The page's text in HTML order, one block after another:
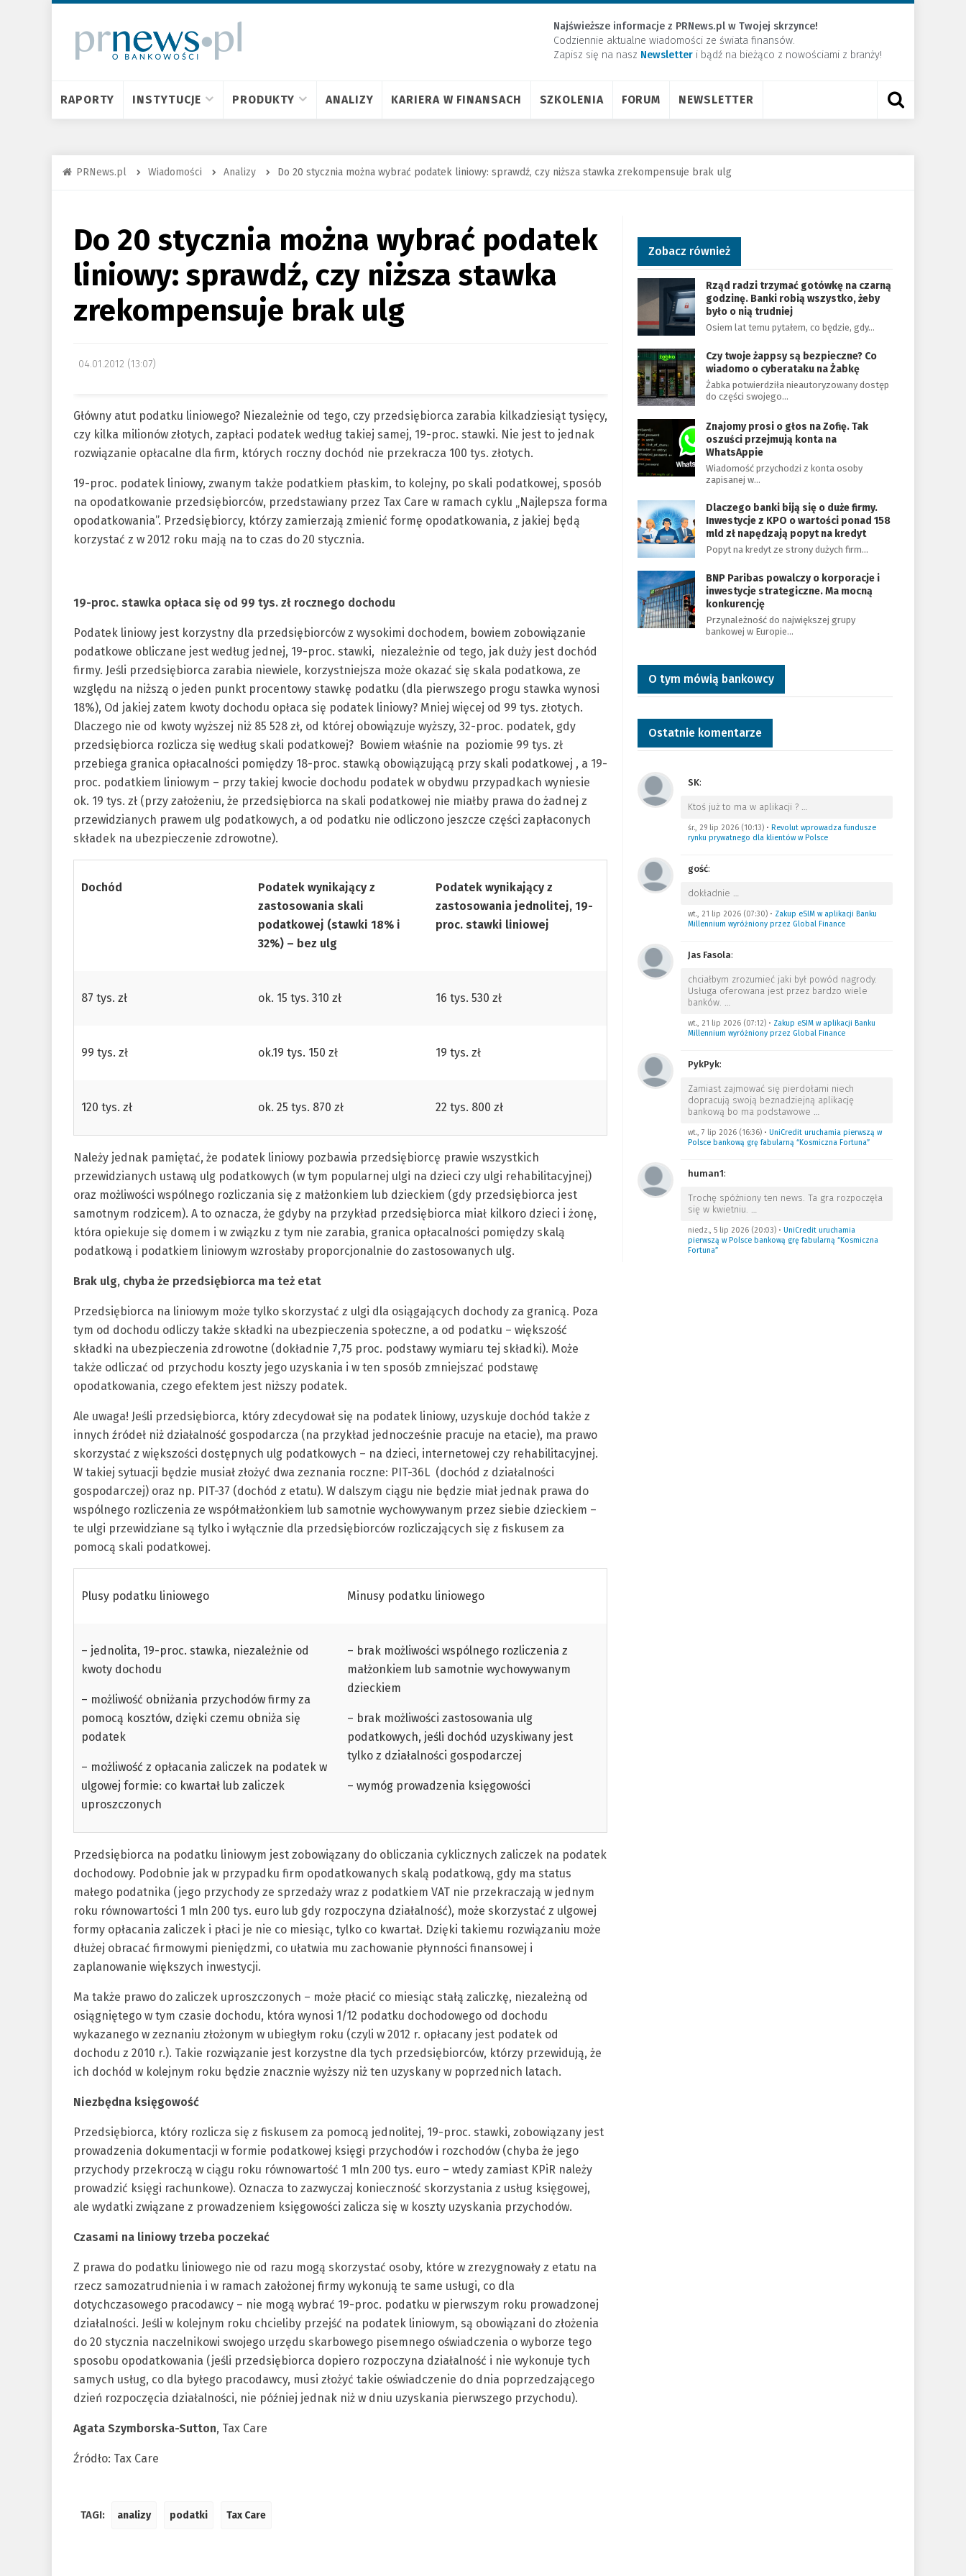
Najświeższe informacje z PRNews.pl w Twojej skrzynce!
Codziennie aktualne wiadomości ze świata finansów.
Zapisz się na nasz Newsletter ​i bądź na bieżąco z nowościami z branży!
RAPORTY INSTYTUCJE PRODUKTY ANALIZY KARIERA W FINANSACH SZKOLENIA FORUM NEWSLETTER
PRNews.pl Wiadomości Analizy Do 20 stycznia można wybrać podatek liniowy: sprawdź, czy niższa stawka zrekompensuje brak ulg
Do 20 stycznia można wybrać podatek
liniowy: sprawdź, czy niższa stawka
zrekompensuje brak ulg
04.01.2012 (13:07)
Główny atut podatku liniowego? Niezależnie od tego, czy przedsiębiorca zarabia kilkadziesiąt tysięcy,
czy kilka milionów złotych, zapłaci podatek według takiej samej, 19-proc. stawki. Nie jest to jednak
rozwiązanie opłacalne dla firm, których roczny dochód nie przekracza 100 tys. złotych.
19-proc. podatek liniowy, zwanym także podatkiem płaskim, to kolejny, po skali podatkowej, sposób
na opodatkowanie przedsiębiorców, przedstawiany przez Tax Care w ramach cyklu „Najlepsza forma
opodatkowania”. Przedsiębiorcy, którzy zamierzają zmienić formę opodatkowania, z jakiej będą
korzystać z w 2012 roku mają na to czas do 20 stycznia.
19-proc. stawka opłaca się od 99 tys. zł rocznego dochodu
Podatek liniowy jest korzystny dla przedsiębiorców z wysokimi dochodem, bowiem zobowiązanie
podatkowe obliczane jest według jednej, 19-proc. stawki, niezależnie od tego, jak duży jest dochód
firmy. Jeśli przedsiębiorca zarabia niewiele, korzystniejsza może okazać się skala podatkowa, ze
względu na niższą o jeden punkt procentowy stawkę podatku (dla pierwszego progu stawka wynosi
18%), Od jakiej zatem kwoty dochodu opłaca się podatek liniowy? Mniej więcej od 99 tys. złotych.
Dlaczego nie od kwoty wyższej niż 85 528 zł, od której obowiązuje wyższy, 32-proc. podatek, gdy
przedsiębiorca rozlicza się według skali podatkowej? Bowiem właśnie na poziomie 99 tys. zł
przebiega granica opłacalności pomiędzy 18-proc. stawką obowiązującą przy skali podatkowej , a 19-
proc. podatkiem liniowym – przy takiej kwocie dochodu podatek w obydwu przypadkach wyniesie
ok. 19 tys. zł (przy założeniu, że przedsiębiorca na skali podatkowej nie miałby prawa do żadnej z
przewidzianych prawem ulg podatkowych, a od podatku nie odliczono jeszcze części zapłaconych
składek na ubezpieczenie zdrowotne).
Dochód
Podatek wynikający z
zastosowania skali
podatkowej (stawki 18% i
32%) – bez ulg
Podatek wynikający z
zastosowania jednolitej, 19-
proc. stawki liniowej
87 tys. zł ok. 15 tys. 310 zł 16 tys. 530 zł
99 tys. zł ok.19 tys. 150 zł 19 tys. zł
120 tys. zł ok. 25 tys. 870 zł 22 tys. 800 zł
Należy jednak pamiętać, że podatek liniowy pozbawia przedsiębiorcę prawie wszystkich
przewidzianych ustawą ulg podatkowych (w tym popularnej ulgi na dzieci czy ulgi rehabilitacyjnej)
oraz możliwości wspólnego rozliczania się z małżonkiem lub dzieckiem (gdy przedsiębiorca jest
samotnym rodzicem). A to oznacza, że gdyby na przykład przedsiębiorca miał kilkoro dzieci i żonę,
która opiekuje się domem i w związku z tym nie zarabia, granica opłacalności pomiędzy skalą
podatkową i podatkiem liniowym wzrosłaby proporcjonalnie do zastosowanych ulg.
Brak ulg, chyba że przedsiębiorca ma też etat
Przedsiębiorca na liniowym może tylko skorzystać z ulgi dla osiągających dochody za granicą. Poza
tym od dochodu odliczy także składki na ubezpieczenia społeczne, a od podatku – większość
składki na ubezpieczenia zdrowotne (dokładnie 7,75 proc. podstawy wymiaru tej składki). Może
także odliczać od przychodu koszty jego uzyskania i w ten sposób zmniejszać podstawę
opodatkowania, czego efektem jest niższy podatek.
Ale uwaga! Jeśli przedsiębiorca, który zdecydował się na podatek liniowy, uzyskuje dochód także z
innych źródeł niż działalność gospodarcza (na przykład jednocześnie pracuje na etacie), ma prawo
skorzystać z większości dostępnych ulg podatkowych – na dzieci, internetowej czy rehabilitacyjnej.
W takiej sytuacji będzie musiał złożyć dwa zeznania roczne: PIT-36L (dochód z działalności
gospodarczej) oraz np. PIT-37 (dochód z etatu). W dalszym ciągu nie będzie miał jednak prawa do
wspólnego rozliczenia ze współmałżonkiem lub samotnie wychowywanym przez siebie dzieckiem –
te ulgi przewidziane są tylko i wyłącznie dla przedsiębiorców rozliczających się z fiskusem za
pomocą skali podatkowej.
Plusy podatku liniowego Minusy podatku liniowego
– jednolita, 19-proc. stawka, niezależnie od
kwoty dochodu
– możliwość obniżania przychodów firmy za
pomocą kosztów, dzięki czemu obniża się
podatek
– możliwość z opłacania zaliczek na podatek w
ulgowej formie: co kwartał lub zaliczek
uproszczonych
– brak możliwości wspólnego rozliczenia z
małżonkiem lub samotnie wychowywanym
dzieckiem
– brak możliwości zastosowania ulg
podatkowych, jeśli dochód uzyskiwany jest
tylko z działalności gospodarczej
– wymóg prowadzenia księgowości
Przedsiębiorca na podatku liniowym jest zobowiązany do obliczania cyklicznych zaliczek na podatek
dochodowy. Podobnie jak w przypadku firm opodatkowanych skalą podatkową, gdy ma status
małego podatnika (jego przychody ze sprzedaży wraz z podatkiem VAT nie przekraczają w jednym
roku równowartości 1 mln 200 tys. euro lub gdy rozpoczyna działalność), może skorzystać z ulgowej
formy opłacania zaliczek i płaci je nie co miesiąc, tylko co kwartał. Dzięki takiemu rozwiązaniu może
dłużej obracać firmowymi pieniędzmi, co ułatwia mu zachowanie płynności finansowej i
zaplanowanie większych inwestycji.
Ma także prawo do zaliczek uproszczonych – może płacić co miesiąc stałą zaliczkę, niezależną od
osiągniętego w tym czasie dochodu, która wynosi 1/12 podatku dochodowego od dochodu
wykazanego w zeznaniu złożonym w ubiegłym roku (czyli w 2012 r. opłacany jest podatek od
dochodu z 2010 r.). Takie rozwiązanie jest korzystne dla tych przedsiębiorców, którzy przewidują, że
ich dochód w kolejnym roku będzie znacznie wyższy niż ten uzyskany w poprzednich latach.
Niezbędna księgowość
Przedsiębiorca, który rozlicza się z fiskusem za pomocą jednolitej, 19-proc. stawki, zobowiązany jest
prowadzenia dokumentacji w formie podatkowej księgi przychodów i rozchodów (chyba że jego
przychody przekroczą w ciągu roku równowartość 1 mln 200 tys. euro – wtedy zamiast KPiR należy
prowadzić księgi rachunkowe). Oznacza to zazwyczaj konieczność skorzystania z usług księgowej,
ale wydatki związane z prowadzeniem księgowości zalicza się w koszty uzyskania przychodów.
Czasami na liniowy trzeba poczekać
Z prawa do podatku liniowego nie od razu mogą skorzystać osoby, które w zrezygnowały z etatu na
rzecz samozatrudnienia i w ramach założonej firmy wykonują te same usługi, co dla
dotychczasowego pracodawcy – nie mogą wybrać 19-proc. podatku w pierwszym roku prowadzonej
działalności. Jeśli w kolejnym roku chcieliby przejść na podatek liniowym, są obowiązani do złożenia
do 20 stycznia naczelnikowi swojego urzędu skarbowego pisemnego oświadczenia o wyborze tego
sposobu opodatkowania (jeśli przedsiębiorca dopiero rozpoczyna działalność i nie wykonuje tych
samych usług, co dla byłego pracodawcy, musi złożyć takie oświadczenie do dnia poprzedzającego
dzień rozpoczęcia działalności, nie później jednak niż w dniu uzyskania pierwszego przychodu).
Agata Szymborska-Sutton, Tax Care
Źródło: Tax Care
TAGI: analizy podatki Tax Care
Zobacz również
Rząd radzi trzymać gotówkę na czarną
godzinę. Banki robią wszystko, żeby
było o nią trudniej
Osiem lat temu pytałem, co będzie, gdy…
Czy twoje żappsy są bezpieczne? Co
wiadomo o cyberataku na Żabkę
Żabka potwierdziła nieautoryzowany dostęp
do części swojego…
Znajomy prosi o głos na Zofię. Tak
oszuści przejmują konta na
WhatsAppie
Wiadomość przychodzi z konta osoby
zapisanej w…
Dlaczego banki biją się o duże firmy.
Inwestycje z KPO o wartości ponad 158
mld zł napędzają popyt na kredyt
Popyt na kredyt ze strony dużych firm…
BNP Paribas powalczy o korporacje i
inwestycje strategiczne. Ma mocną
konkurencję
Przynależność do największej grupy
bankowej w Europie…
O tym mówią bankowcy
Ostatnie komentarze
SK:
Ktoś już to ma w aplikacji ? …
śr., 29 lip 2026 (10:13)• Revolut wprowadza fundusze
rynku prywatnego dla klientów w Polsce
gość:
dokładnie …
wt., 21 lip 2026 (07:30)• Zakup eSIM w aplikacji Banku
Millennium wyróżniony przez Global Finance
Jas Fasola:
chciałbym zrozumieć jaki był powód nagrody.
Usługa oferowana jest przez bardzo wiele
banków. …
wt., 21 lip 2026 (07:12)• Zakup eSIM w aplikacji Banku
Millennium wyróżniony przez Global Finance
PykPyk:
Zamiast zajmować się pierdołami niech
dopracują swoją beznadziejną aplikację
bankową bo ma podstawowe …
wt., 7 lip 2026 (16:36)• UniCredit uruchamia pierwszą w
Polsce bankową grę fabularną “Kosmiczna Fortuna”
human1:
Trochę spóźniony ten news. Ta gra rozpoczęła
się w kwietniu. …
niedz., 5 lip 2026 (20:03)• UniCredit uruchamia
pierwszą w Polsce bankową grę fabularną “Kosmiczna
Fortuna”